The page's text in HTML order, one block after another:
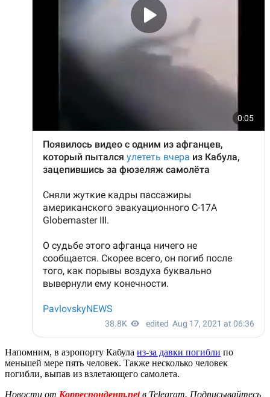
Напомним, в аэропорту Кабула из-за давки погибли по
меньшей мере пять человек. Также несколько человек
погибли, выпав из взлетающего самолета.
Новости от Корреспондент.netв Telegram. Подписывайтесь